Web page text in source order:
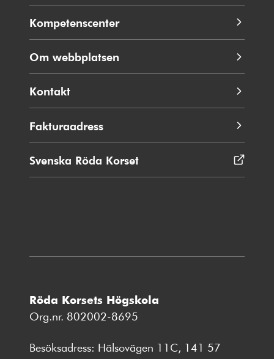
Kompetenscenter
Om webbplatsen
Kontakt
Fakturaadress
Svenska Röda Korset
i
Röda Korsets Högskola
Org.nr. 802002-8695
Besöksadress: Hälsovägen 11C, 141 57